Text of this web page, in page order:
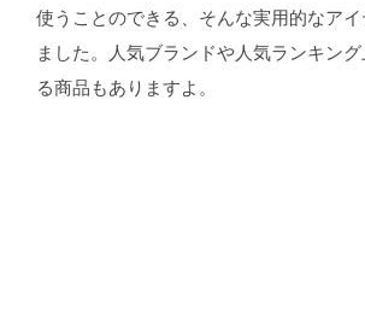
使うことのできる、そんな実用的なア
ました。人気ブランドや人気ランキン
る商品もありますよ。